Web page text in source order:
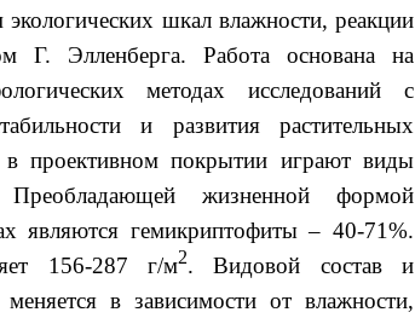
шкал влажности, реакции
Г. Элленберга. Работа основана на
методах исследований с
и развития растительных
проективном покрытии играют виды
жизненной формой
являются гемикриптофиты – 40-71%.
156-287 г/м2. Видовой состав и
в зависимости от влажности,